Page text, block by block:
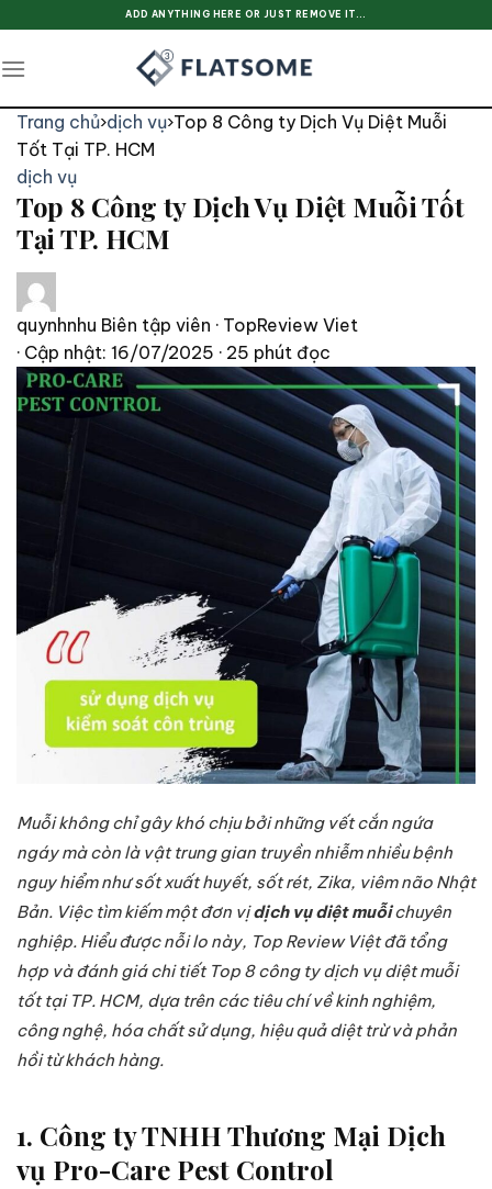
content
ADD ANYTHING HERE OR JUST REMOVE IT...
Trang chủ›dịch vụ›Top 8 Công ty Dịch Vụ Diệt Muỗi
Tốt Tại TP. HCM
dịch vụ
Top 8 Công ty Dịch Vụ Diệt Muỗi Tốt
Tại TP. HCM
quynhnhu Biên tập viên · TopReview Viet
· Cập nhật: 16/07/2025 · 25 phút đọc
Muỗi không chỉ gây khó chịu bởi những vết cắn ngứa
ngáy mà còn là vật trung gian truyền nhiễm nhiều bệnh
nguy hiểm như sốt xuất huyết, sốt rét, Zika, viêm não Nhật
Bản. Việc tìm kiếm một đơn vịdịch vụ diệt muỗichuyên
nghiệp. Hiểu được nỗi lo này, Top Review Việt đã tổng
hợp và đánh giá chi tiết Top 8 công ty dịch vụ diệt muỗi
tốt tại TP. HCM, dựa trên các tiêu chí về kinh nghiệm,
công nghệ, hóa chất sử dụng, hiệu quả diệt trừ và phản
hồi từ khách hàng.
1. Công ty TNHH Thương Mại Dịch
vụ Pro-Care Pest Control